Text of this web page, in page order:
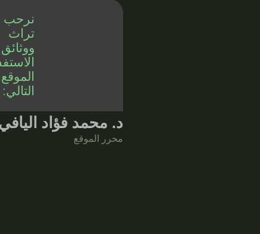
نرحب
تراث
التالي:
د. محمد فؤاد
محرر الموقع